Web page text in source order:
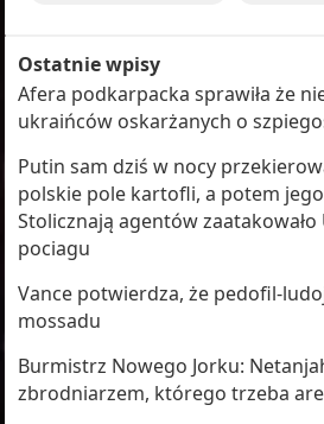
Ostatnie wpisy
Afera podkarpacka sprawiła że
ukraińców oskarżanych o
Putin sam dziś w nocy
polskie pole kartofli, a potem
Stolicznają agentów
pociagu
Vance potwierdza, że pedofil-
mossadu
Burmistrz Nowego Jorku:
zbrodniarzem, którego trzeba